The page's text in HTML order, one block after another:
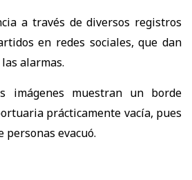
a través de diversos registros
en redes sociales, que dan
alarmas.
imágenes muestran un borde
prácticamente vacía, pues
personas evacuó.